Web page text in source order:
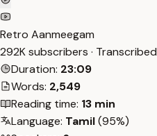
Retro Aanmeegam
292K subscribers · Transcribed
Duration: 23:09
Words: 2,549
Reading time: 13 min
Language: Tamil(95%)